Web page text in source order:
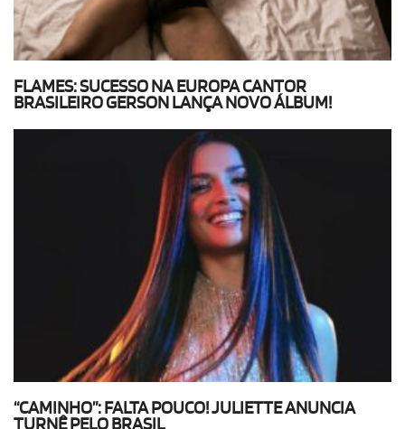
FLAMES: SUCESSO NA EUROPA CANTOR
BRASILEIRO GERSON LANÇA NOVO ÁLBUM!
“CAMINHO”: FALTA POUCO! JULIETTE ANUNCIA
TURNÊ PELO BRASIL